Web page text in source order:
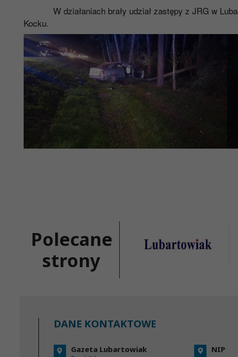
W działaniach brały udział zastępy z JRG w
Kocku.
Polecane
strony
DANE KONTAKTOWE
Gazeta Lubartowiak NIP